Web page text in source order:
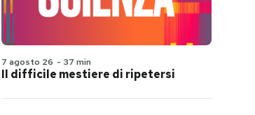
7 agosto 26 - 37 min
Il difficile mestiere di ripetersi